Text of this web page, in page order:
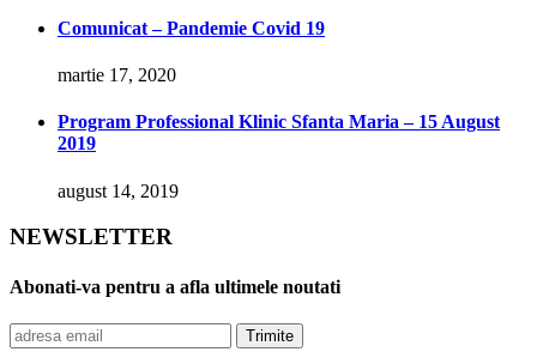
Comunicat – Pandemie Covid 19
martie 17, 2020
Program Professional Klinic Sfanta Maria – 15 August
2019
august 14, 2019
NEWSLETTER
Abonati-va pentru a afla ultimele noutati
Trimite